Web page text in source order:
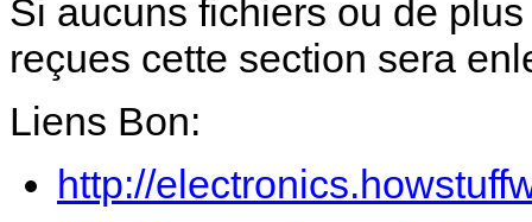
Si aucuns fichiers ou de
reçues cette section sera
Liens Bon:
http://